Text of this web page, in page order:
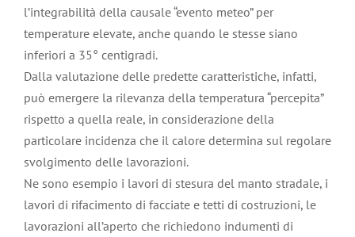
l’integrabilità della causale “evento meteo” per
temperature elevate, anche quando le stesse siano
inferiori a 35° centigradi.
Dalla valutazione delle predette caratteristiche, infatti,
può emergere la rilevanza della temperatura “percepita”
rispetto a quella reale, in considerazione della
particolare incidenza che il calore determina sul regolare
svolgimento delle lavorazioni.
Ne sono esempio i lavori di stesura del manto stradale, i
lavori di rifacimento di facciate e tetti di costruzioni, le
lavorazioni all’aperto che richiedono indumenti di